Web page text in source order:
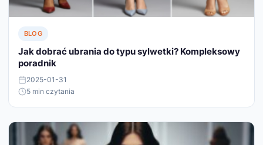
BLOG
Jak dobrać ubrania do typu sylwetki? Kompleksowy
poradnik
2025-01-31
5 min czytania